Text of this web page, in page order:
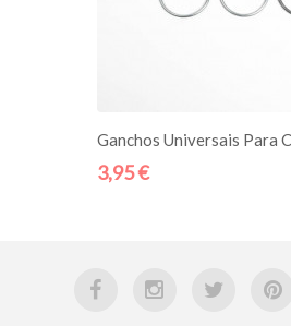
ADICIONE AO CESTO
Ganchos Universais Para
3,95 €